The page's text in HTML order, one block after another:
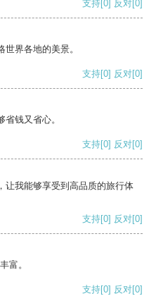
支持[0] 反对[0]
界各地的美景。
支持[0] 反对[0]
钱又省心。
支持[0] 反对[0]
让我能够享受到高品质的旅行体
支持[0] 反对[0]
富。
支持[0] 反对[0]